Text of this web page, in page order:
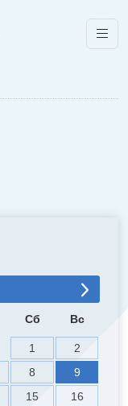
Сб Вс
1
2
8
9
15
16